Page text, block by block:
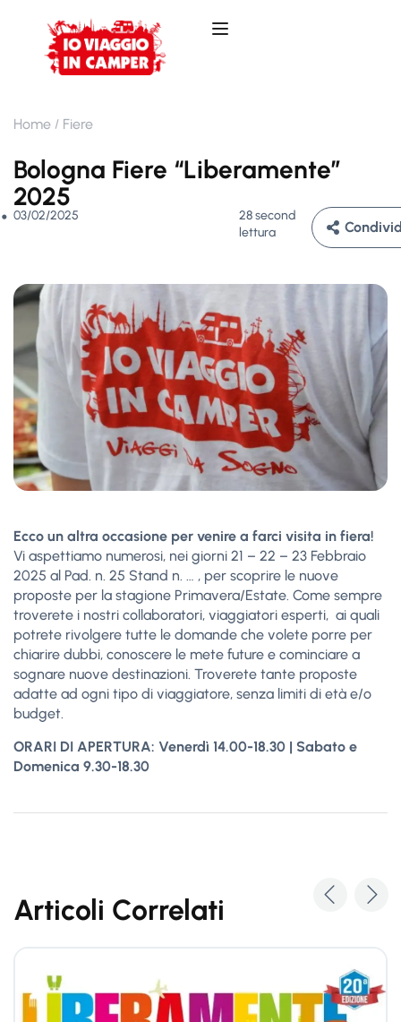
Home Fiere
Bologna Fiere “Liberamente”
2025
03/02/2025
28 second
lettura
Ecco un altra occasione per venire a farci visita in fiera!
Vi aspettiamo numerosi, nei giorni 21 – 22 – 23 Febbraio
2025 al Pad. n. 25 Stand n. … , per scoprire le nuove
proposte per la stagione Primavera/Estate. Come sempre
troverete i nostri collaboratori, viaggiatori esperti, ai quali
potrete rivolgere tutte le domande che volete porre per
chiarire dubbi, conoscere le mete future e cominciare a
sognare nuove destinazioni. Troverete tante proposte
adatte ad ogni tipo di viaggiatore, senza limiti di età e/o
budget.
ORARI DI APERTURA: Venerdì 14.00-18.30 | Sabato e
Domenica 9.30-18.30
Articoli Correlati